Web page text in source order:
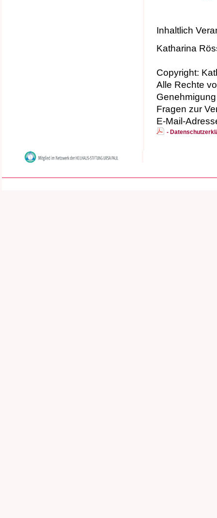
Inhaltlich
Katharina
Copyright:
Alle Rechte
Fragen zur
E-Mail-
-